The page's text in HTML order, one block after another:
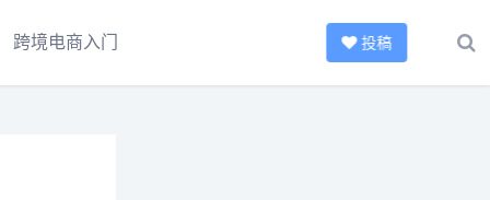
跨境电商入门 投稿